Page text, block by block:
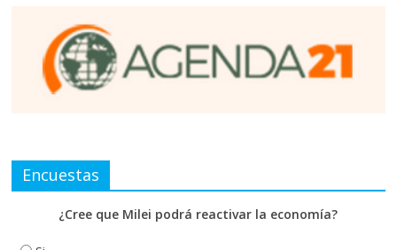
Encuestas
¿Cree que Milei podrá reactivar la economía?